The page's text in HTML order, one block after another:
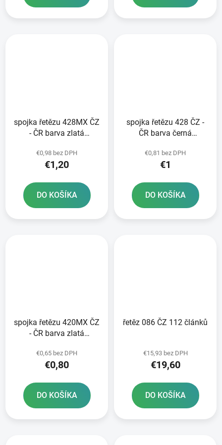
spojka řetězu 428MX ČZ
- ČR barva zlatá
€0,98 bez DPH
€1,20
DO KOŠÍKA
spojka řetězu 428 ČZ -
ČR barva černá
€0,81 bez DPH
€1
DO KOŠÍKA
spojka řetězu 420MX ČZ
- ČR barva zlatá
€0,65 bez DPH
€0,80
DO KOŠÍKA
řetěz 086 ČZ 112 článků
€15,93 bez DPH
€19,60
DO KOŠÍKA